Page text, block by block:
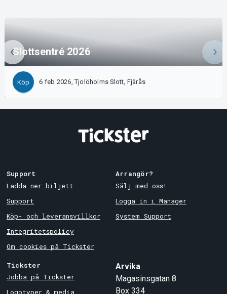
Slottsentré 2026
Köp 6 feb 2026, Tjolöholms Slott, Fjärås
Support
Ladda ner biljett
Support
Köp- och leveransvillkor
Integritetspolicy
Om cookies på Tickster
Arrangör?
Sälj med oss!
Logga in i Manager
System Support
Tickster
Jobba på Tickster
Logotyper & media
Arvika
Magasinsgatan 8
Box 334